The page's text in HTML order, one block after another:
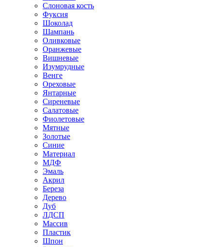
Слоновая кость
Фуксия
Шоколад
Шампань
Оливковые
Оранжевые
Вишневые
Изумрудные
Венге
Ореховые
Янтарные
Сиреневые
Салатовые
Фиолетовые
Мятные
Золотые
Синие
Материал
МДФ
Эмаль
Акрил
Береза
Дерево
Дуб
ЛДСП
Массив
Пластик
Шпон